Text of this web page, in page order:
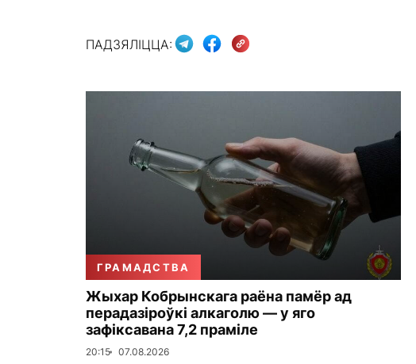
ПАДЗЯЛІЦЦА:
ГРАМАДСТВА
Жыхар Кобрынскага раёна памёр ад
перадазіроўкі алкаголю — у яго
зафіксавана 7,2 праміле
20:15 07.08.2026